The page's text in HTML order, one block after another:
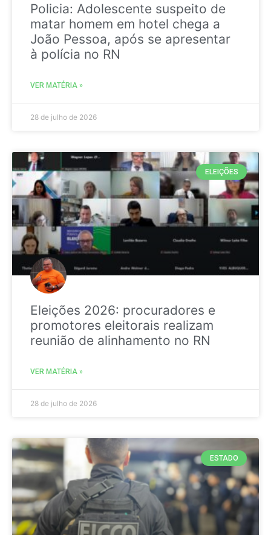
Policia: Adolescente suspeito de
matar homem em hotel chega a
João Pessoa, após se apresentar
à polícia no RN
VER MATÉRIA »
28 de julho de 2026
ELEIÇÕES
Eleições 2026: procuradores e
promotores eleitorais realizam
reunião de alinhamento no RN
VER MATÉRIA »
28 de julho de 2026
ESTADO